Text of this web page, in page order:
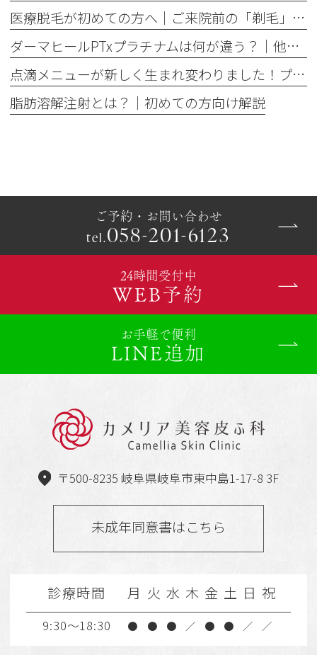
医療脱毛が初めての方へ│ご来院前の「剃毛」がとても大切な理由
ダーマヒールPTxプラチナムは何が違う？│他の肌育製剤との違いを解説
点滴メニューが新しく生まれ変わりました！プレミアム美容点滴・プレミアム疲労回復点滴がスタート
脂肪溶解注射とは？｜初めての方向け解説
ご予約・お問い合わせ
tel.058-201-6123
24時間受付中
WEB予約
お手軽で便利
LINE追加
〒500-8235 岐阜県岐阜市東中島1-17-8 3F
未成年同意書はこちら
診療時間 月 火 水 木 金 土 日 祝
9:30～18:30 ● ● ● ／ ● ● ／ ／